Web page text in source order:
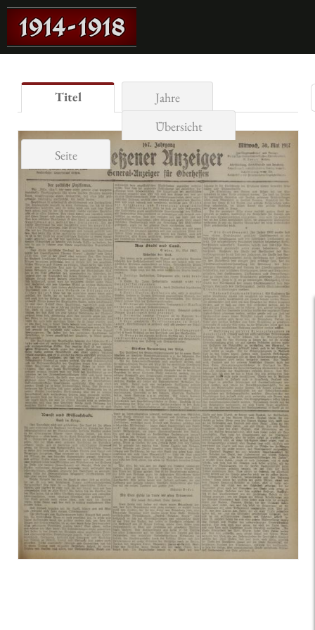
Titel
Jahre
Übersicht
Seite